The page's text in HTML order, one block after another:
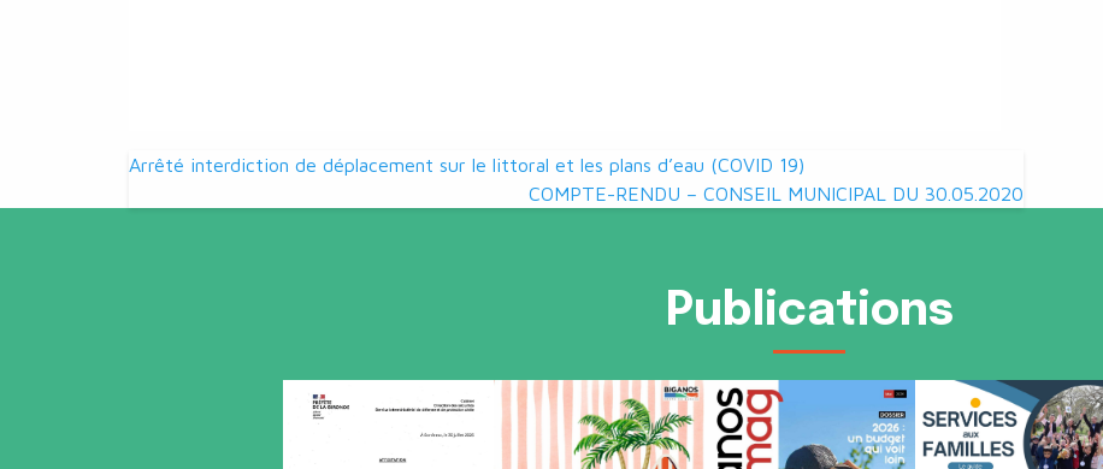
Navigation
Arrêté interdiction de déplacement sur le littoral et les plans d’eau (COVID 19)
COMPTE-RENDU – CONSEIL MUNICIPAL DU 30.05.2020
Publications